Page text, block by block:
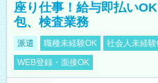
座り仕事！給与即払い
包、検査業務
派遣 職種未経験OK 社会人未経験
WEB登録・面接OK